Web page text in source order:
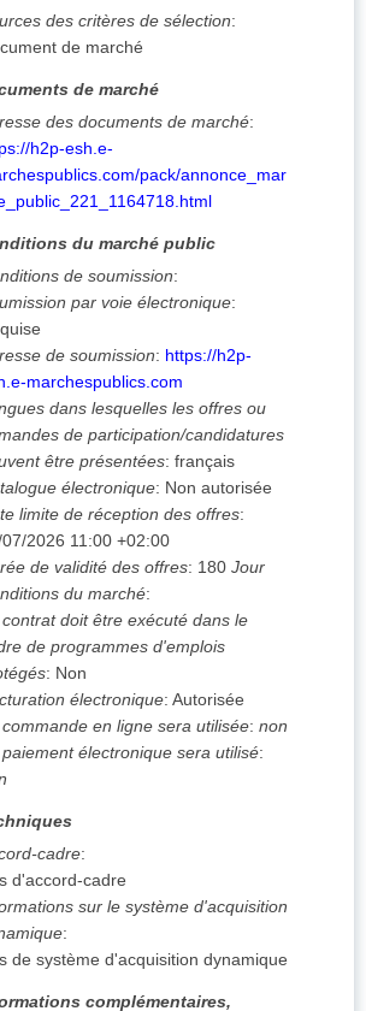
des critères de sélection:
de marché
de marché
des documents de marché:
h2p-esh.e-
pack/annonce_mar
du marché public
de soumission:
par voie électronique:
de soumission: https://h2p-
marchespublics.com
dans lesquelles les offres ou
de participation/candidatures
être présentées: français
électronique: Non autorisée
limite de réception des offres:
2026 11:00 +02:00
de validité des offres: 180 Jour
du marché:
doit être exécuté dans le
de programmes d'emplois
: Non
électronique: Autorisée
en ligne sera utilisée: non
électronique sera utilisé:
cadre:
d'accord-cadre
sur le système d'acquisition
:
de système d'acquisition dynamique
complémentaires,